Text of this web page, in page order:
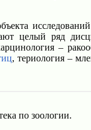
целый ряд
–
, териология –
по зоологии.